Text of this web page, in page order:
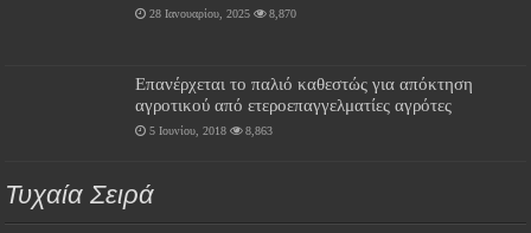
28 Ιανουαρίου, 2025 8,870
Επανέρχεται το παλιό καθεστώς για απόκτηση
αγροτικού από ετεροεπαγγελματίες αγρότες
5 Ιουνίου, 2018 8,863
Τυχαία Σειρά